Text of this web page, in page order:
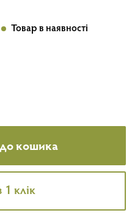
Товар в наявності
кошика
1 клік